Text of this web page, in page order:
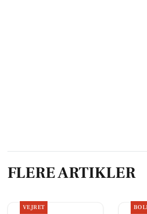
FLERE ARTIKLER
VEJRET